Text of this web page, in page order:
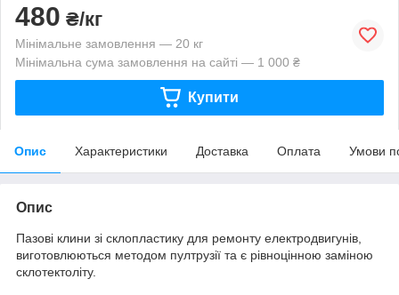
480 ₴/кг
Мінімальне замовлення — 20 кг
Мінімальна сума замовлення на сайті — 1 000 ₴
Купити
Опис Характеристики Доставка Оплата Умови
Опис
Пазові клини зі склопластику для ремонту електродвигунів,
виготовлюються методом пултрузії та є рівноцінною заміною
склотектоліту.